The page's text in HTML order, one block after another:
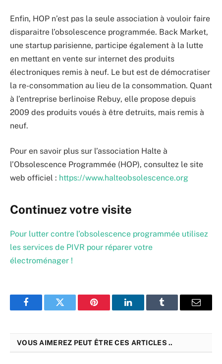
Enfin, HOP n’est pas la seule association à vouloir faire
disparaitre l’obsolescence programmée. Back Market,
une startup parisienne, participe également à la lutte
en mettant en vente sur internet des produits
électroniques remis à neuf. Le but est de démocratiser
la re-consommation au lieu de la consommation. Quant
à l’entreprise berlinoise Rebuy, elle propose depuis
2009 des produits voués à être detruits, mais remis à
neuf.
Pour en savoir plus sur l’association Halte à
l’Obsolescence Programmée (HOP), consultez le site
web officiel : https://www.halteobsolescence.org
Continuez votre visite
Pour lutter contre l’obsolescence programmée utilisez
les services de PIVR pour réparer votre
électroménager !
FacebookTwitter Pinterest LinkedInTumblr Email
VOUS AIMEREZ PEUT ÊTRE CES ARTICLES ..